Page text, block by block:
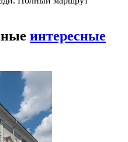
интересные